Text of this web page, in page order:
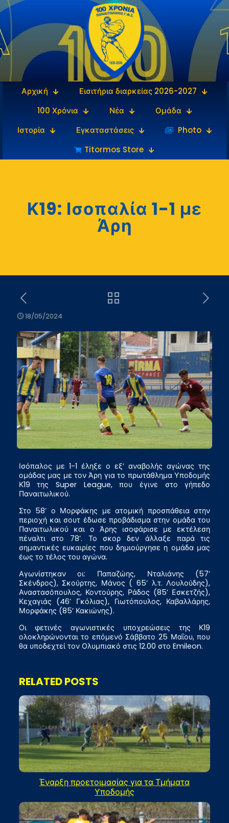
Αρχική
Εισιτήρια διαρκείας 2026-2027
100 Χρόνια
Νέα
Ομάδα
Ιστορία
Εγκαταστάσεις
‎‏‏‎ ‎Photo
Titormos Store
Κ19: Ισοπαλία 1-1 με
Άρη
18/05/2024
Ισόπαλος με 1-1 έληξε ο εξ’ αναβολής αγώνας της
ομάδας μας με τον Άρη για το πρωτάθλημα Υποδομής
Κ19 της Super League, που έγινε στο γήπεδο
Παναιτωλικού.
Στο 58’ ο Μορφάκης με ατομική προσπάθεια στην
περιοχή και σουτ έδωσε προβάδισμα στην ομάδα του
Παναιτωλικού και ο Άρης ισοφάρισε με εκτέλεση
πέναλτι στο 78’. Το σκορ δεν άλλαξε παρά τις
σημαντικές ευκαιρίες που δημιούργησε η ομάδα μας
έως το τέλος του αγώνα.
Αγωνίστηκαν οι: Παπαζώης, Νταλιάνης (57’
Σκένδρος), Σκούρτης, Μάνος ( 65’ λ.τ. Λουλούδης),
Αναστασόπουλος, Κοντούρης, Ράδος (85’ Εσκετζής),
Κεχαγιάς (46’ Γκόλιας), Γιωτόπουλος, Καβαλλάρης,
Μορφάκης (85’ Κακιώνης).
Οι φετινές αγωνιστικές υποχρεώσεις της Κ19
ολοκληρώνονται το επόμενό Σάββατο 25 Μαΐου, που
θα υποδεχτεί τον Ολυμπιακό στις 12.00 στο Emileon.
RELATED POSTS
Έναρξη προετοιμασίας για τα Τμήματα
Υποδομής